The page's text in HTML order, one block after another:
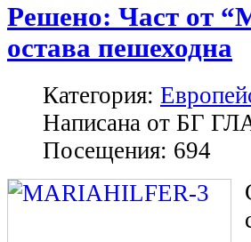
Решено: Част от
остава пешеходна
Категория:
Написана от БГ
Посещения: 694